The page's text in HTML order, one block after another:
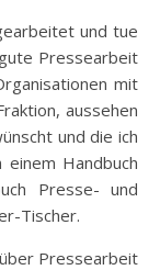
Pressearbeit
mit
aussehen
und die ich
Handbuch
Presse- und
Tischer.
Pressearbeit